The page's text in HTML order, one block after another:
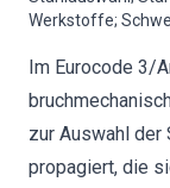
Werkstoffe;
Im Eurocode 3/
zur Auswahl der
propagiert, die